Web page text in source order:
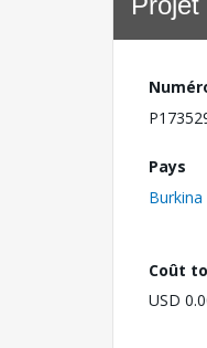
Pays
Burkina
Coût
USD